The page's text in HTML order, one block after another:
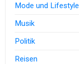
Mode und Lifestyle
Musik
Politik
Reisen